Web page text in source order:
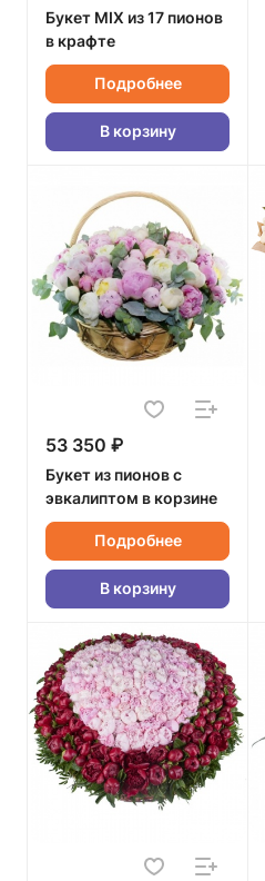
Букет MIX из 17 пионов
в крафте
Подробнее
В корзину
53 350 ₽
Букет из пионов с
эвкалиптом в корзине
Подробнее
В корзину